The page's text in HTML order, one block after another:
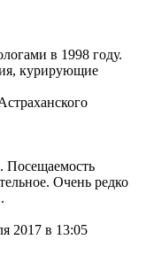
в 1998 году.
курирующие
Посещаемость
Очень редко
2017 в 13:05